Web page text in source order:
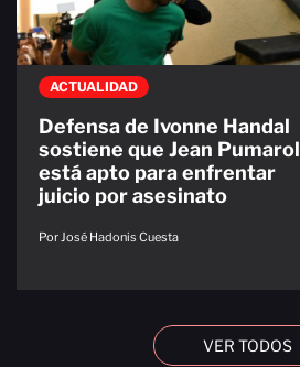
ACTUALIDAD
Defensa de Ivonne Handal
sostiene que Jean Pumarol
está apto para enfrentar
juicio por asesinato
Por José Hadonis Cuesta
VER TODOS